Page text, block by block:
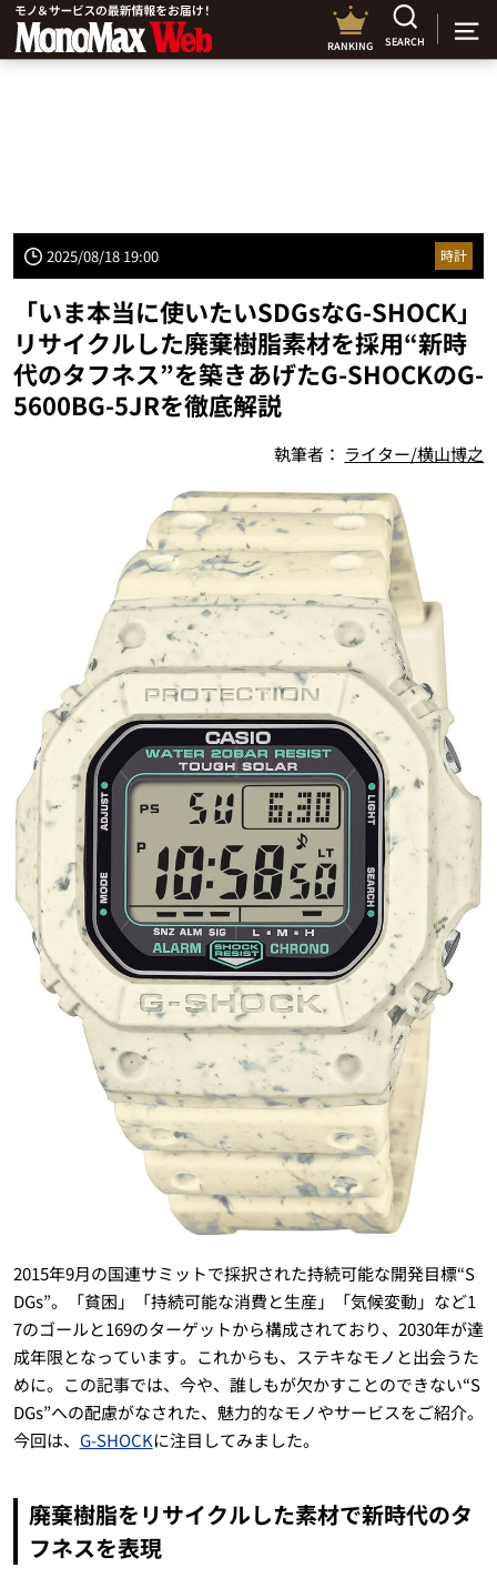
RANKING SEARCH
2025/08/18 19:00 時計
「いま本当に使いたいSDGsなG-SHOCK」
リサイクルした廃棄樹脂素材を採用“新時
代のタフネス”を築きあげたG-SHOCKのG-
5600BG-5JRを徹底解説
執筆者： ライター/横山博之
2015年9月の国連サミットで採択された持続可能な開発目標“S
DGs”。「貧困」「持続可能な消費と生産」「気候変動」など1
7のゴールと169のターゲットから構成されており、2030年が達
成年限となっています。これからも、ステキなモノと出会うた
めに。この記事では、今や、誰しもが欠かすことのできない“S
DGs”への配慮がなされた、魅力的なモノやサービスをご紹介。
今回は、 G-SHOCKに注目してみました。
廃棄樹脂をリサイクルした素材で新時代のタ
フネスを表現